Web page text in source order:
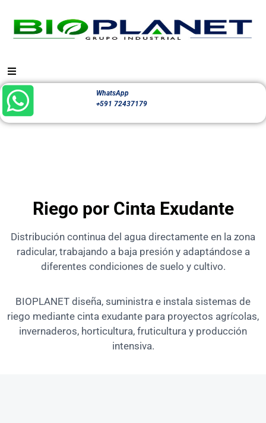
WhatsApp
+591 72437179
Riego por Cinta Exudante
Distribución continua del agua directamente en la zona
radicular, trabajando a baja presión y adaptándose a
diferentes condiciones de suelo y cultivo.
BIOPLANET diseña, suministra e instala sistemas de
riego mediante cinta exudante para proyectos agrícolas,
invernaderos, horticultura, fruticultura y producción
intensiva.